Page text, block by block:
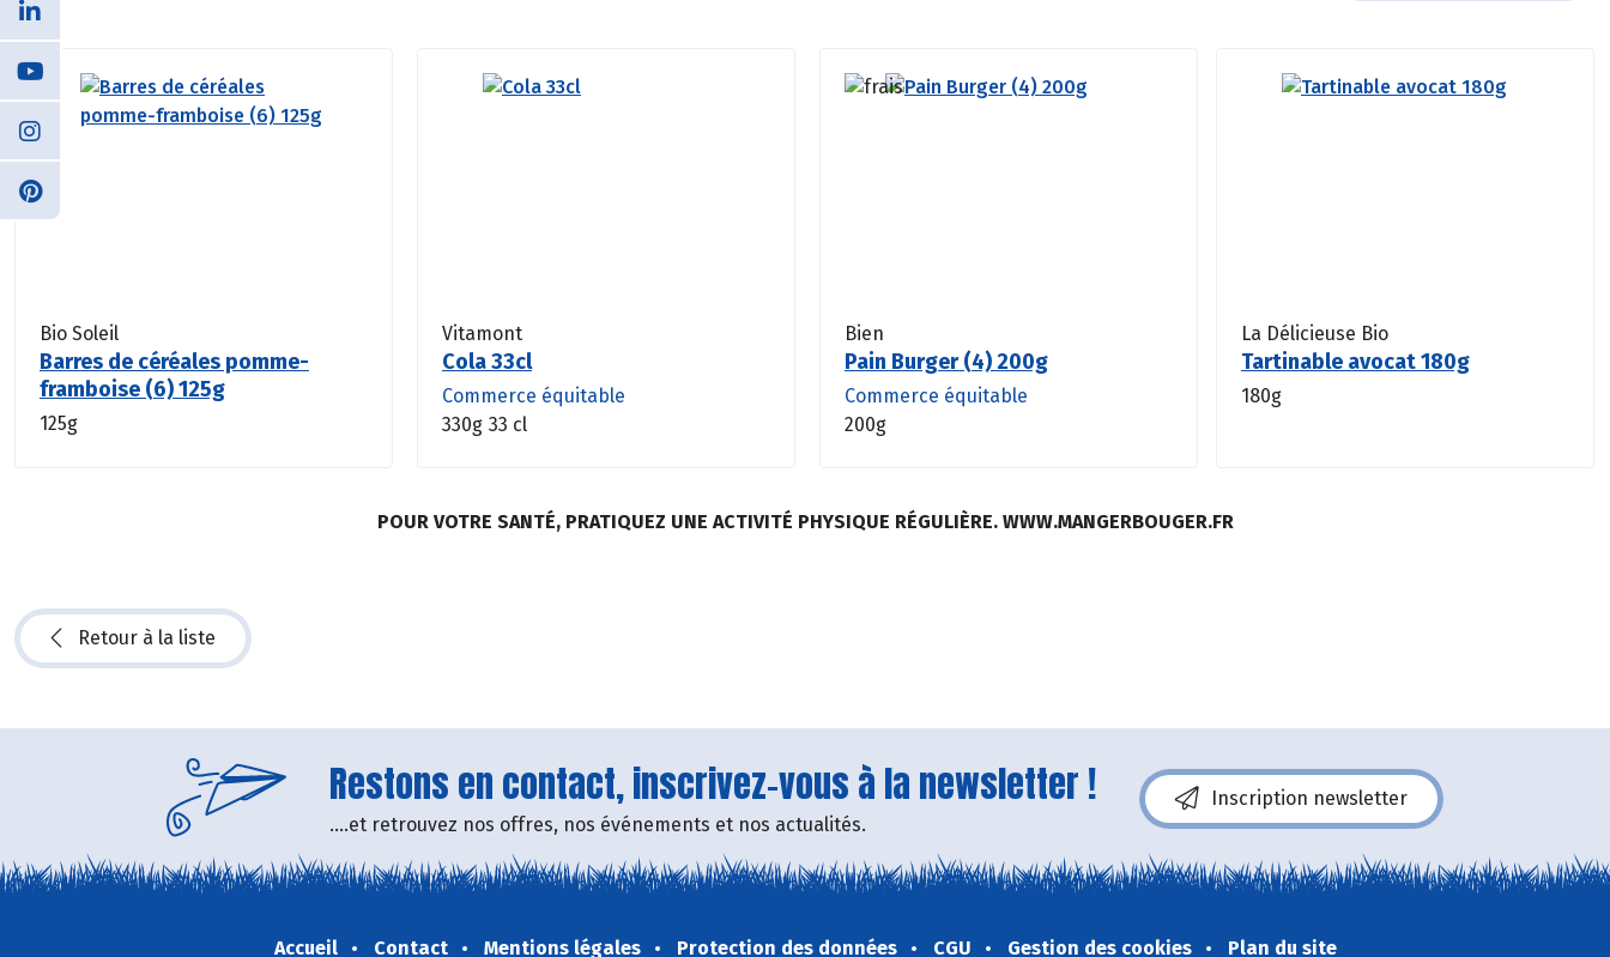
Bio Soleil
Barres de céréales pomme-
framboise (6) 125g
125g
Vitamont
Cola 33cl
Commerce équitable
330g 33 cl
Bien
Pain Burger (4) 200g
Commerce équitable
200g
La Délicieuse Bio
Tartinable avocat 180g
180g
POUR VOTRE SANTÉ, PRATIQUEZ UNE ACTIVITÉ PHYSIQUE RÉGULIÈRE. WWW.MANGERBOUGER.FR
Retour à la liste
Restons en contact, inscrivez-vous à la newsletter !
....et retrouvez nos offres, nos événements et nos actualités.
Inscription newsletter
Accueil Contact Mentions légales Protection des données CGU Gestion des cookies Plan du site